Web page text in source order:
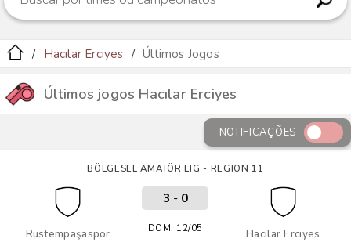
Hacılar Erciyes Últimos Jogos
Últimos jogos Hacılar Erciyes
NOTIFICAÇÕES
BÖLGESEL AMATÖR LIG - REGION 11
Rüstempaşaspor Hacılar Erciyes
3 - 0
DOM, 12/05